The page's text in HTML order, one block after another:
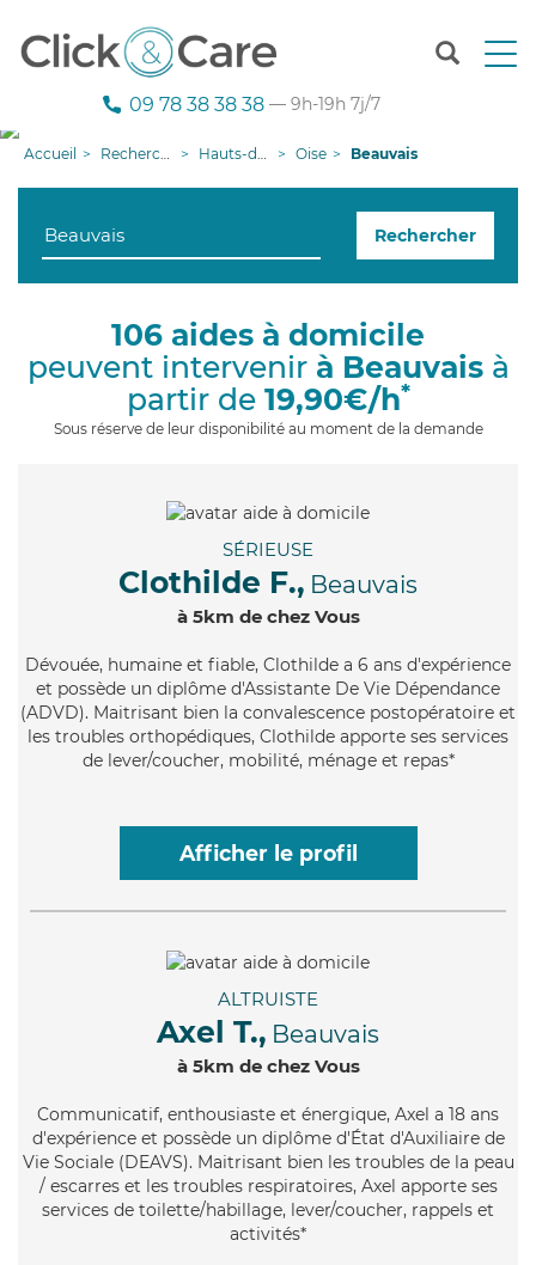
T
n
g
i
09 78 38 38 38 — 9h-19h 7j/7
Accueil Recherche aide à domicile Hauts-de-France Oise Beauvais
Rechercher
106 aides à domicile
peuvent intervenir à Beauvaisà
partir de 19,90€/h*
Sous réserve de leur disponibilité au moment de la demande
SÉRIEUSE
Clothilde F., Beauvais
à 5km de chez Vous
Dévouée, humaine et fiable, Clothilde a 6 ans d'expérience
et possède un diplôme d'Assistante De Vie Dépendance
(ADVD). Maitrisant bien la convalescence postopératoire et
les troubles orthopédiques, Clothilde apporte ses services
de lever/coucher, mobilité, ménage et repas*
Afficher le profil
ALTRUISTE
Axel T., Beauvais
à 5km de chez Vous
Communicatif, enthousiaste et énergique, Axel a 18 ans
d'expérience et possède un diplôme d'État d'Auxiliaire de
Vie Sociale (DEAVS). Maitrisant bien les troubles de la peau
/ escarres et les troubles respiratoires, Axel apporte ses
services de toilette/habillage, lever/coucher, rappels et
activités*